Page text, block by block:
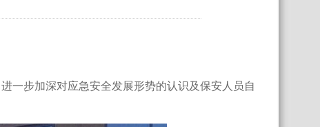
一步加深对应急安全发展形势的认识及保安人员自